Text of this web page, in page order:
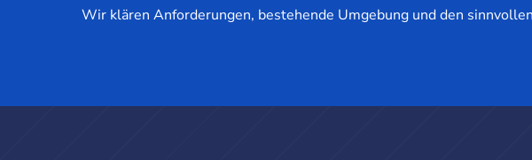
Wir klären Anforderungen, bestehende Umgebung und den